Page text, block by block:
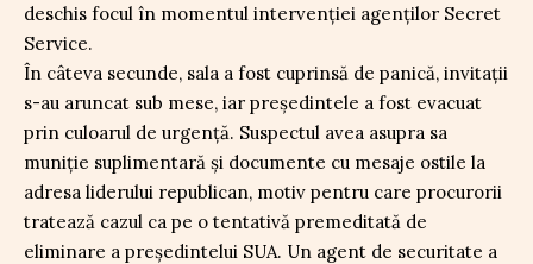
deschis focul în momentul intervenției agenților Secret
Service.
În câteva secunde, sala a fost cuprinsă de panică, invitații
s-au aruncat sub mese, iar președintele a fost evacuat
prin culoarul de urgență. Suspectul avea asupra sa
muniție suplimentară și documente cu mesaje ostile la
adresa liderului republican, motiv pentru care procurorii
tratează cazul ca pe o tentativă premeditată de
eliminare a președintelui SUA. Un agent de securitate a